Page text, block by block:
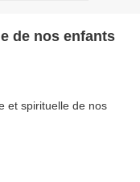
de nos enfants